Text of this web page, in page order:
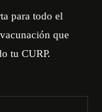
para todo el
que
tu CURP.